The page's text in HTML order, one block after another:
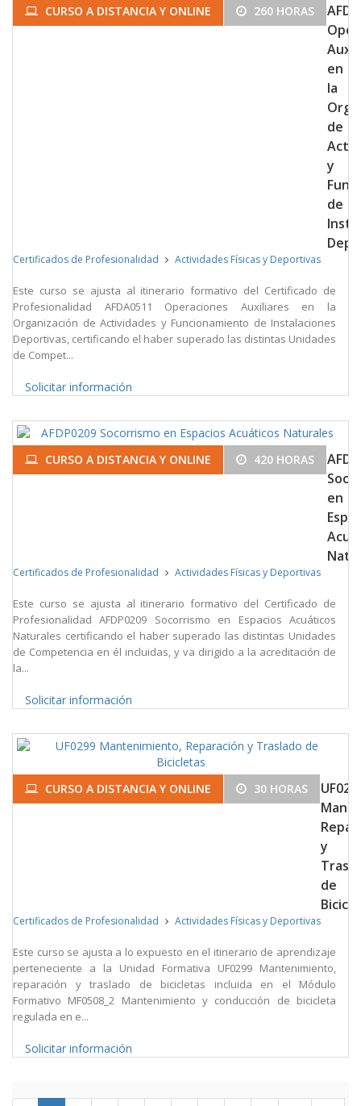
CURSO A DISTANCIA Y ONLINE 260 HORAS
en
la
de
y
de
Certificados de Profesionalidad Actividades Físicas y Deportivas
Este curso se ajusta al itinerario formativo del Certificado de
Profesionalidad AFDA0511 Operaciones Auxiliares en la
Organización de Actividades y Funcionamiento de Instalaciones
Deportivas, certificando el haber superado las distintas Unidades
de Compet...
Solicitar información
CURSO A DISTANCIA Y ONLINE 420 HORAS
en
Certificados de Profesionalidad Actividades Físicas y Deportivas
Este curso se ajusta al itinerario formativo del Certificado de
Profesionalidad AFDP0209 Socorrismo en Espacios Acuáticos
Naturales certificando el haber superado las distintas Unidades
de Competencia en él incluidas, y va dirigido a la acreditación de
la...
Solicitar información
CURSO A DISTANCIA Y ONLINE 30 HORAS
y
de
Certificados de Profesionalidad Actividades Físicas y Deportivas
Este curso se ajusta a lo expuesto en el itinerario de aprendizaje
perteneciente a la Unidad Formativa UF0299 Mantenimiento,
reparación y traslado de bicicletas incluida en el Módulo
Formativo MF0508_2 Mantenimiento y conducción de bicicleta
regulada en e...
Solicitar información